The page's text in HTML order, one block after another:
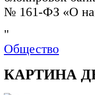
№ 161-ФЗ «О
"
Общество
КАРТИНА